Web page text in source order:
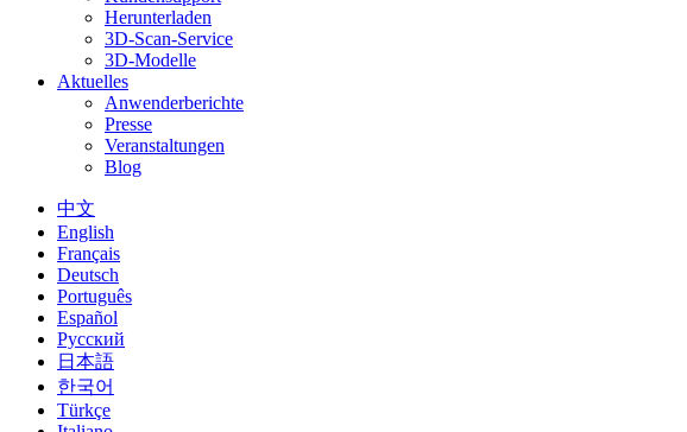
Herunterladen
3D-Scan-Service
3D-Modelle
Aktuelles
Anwenderberichte
Presse
Veranstaltungen
Blog
中文
English
Français
Deutsch
Português
Español
Русский
日本語
한국어
Türkçe